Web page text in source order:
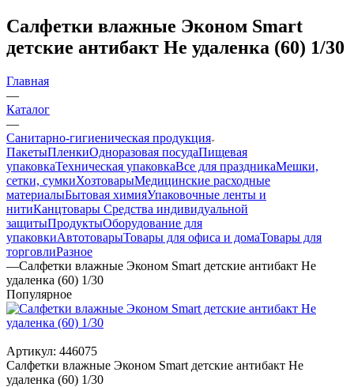
Салфетки влажные Эконом Smart
детские антибакт Не удаленка (60) 1/30
Главная
—
Каталог
—
Санитарно-гигиеническая продукция
ПакетыПленкиОдноразовая посудаПищевая
упаковкаТехническая упаковкаВсе для праздникаМешки,
сетки, сумкиХозтоварыМедицинские расходные
материалыБытовая химияУпаковочные ленты и
нитиКанцтовары Средства индивидуальной
защитыПродуктыОборудование для
упаковкиАвтотоварыТовары для офиса и домаТовары для
торговлиРазное
—Салфетки влажные Эконом Smart детские антибакт Не
удаленка (60) 1/30
Популярное
Артикул: 446075
Салфетки влажные Эконом Smart детские антибакт Не
удаленка (60) 1/30